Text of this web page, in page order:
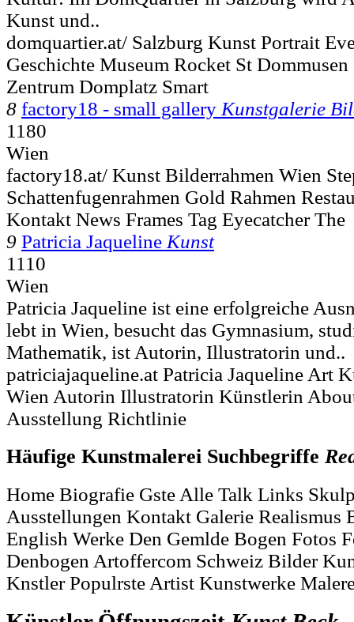
Kunst und..
domquartier.at/ Salzburg Kunst Portrait
Geschichte Museum Rocket St
Zentrum Domplatz Smart
8 factory18 - small gallery Kunstgalerie
1180
Wien
factory18.at/ Kunst Bilderrahmen Wien
Schattenfugenrahmen Gold Rahmen
Kontakt News Frames Tag Eyecatcher The
9 Patricia Jaqueline Kunst
1110
Wien
Patricia Jaqueline ist eine erfolgreiche
lebt in Wien, besucht das Gymnasium,
Mathematik, ist Autorin, Illustratorin und..
patriciajaqueline.at Patricia Jaqueline Art
Wien Autorin Illustratorin Künstlerin
Ausstellung Richtlinie
Häufige Kunstmalerei Suchbegriffe
Home Biografie Gste Alle Talk Links
Ausstellungen Kontakt Galerie Realismus
English Werke Den Gemlde Bogen Fotos
Denbogen Artoffercom Schweiz Bilder
Knstler Populrste Artist Kunstwerke